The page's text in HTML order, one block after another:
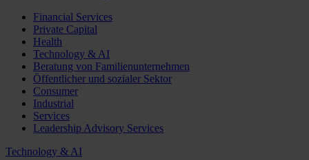
Financial Services
Private Capital
Health
Technology & AI
Beratung von Familienunternehmen
Öffentlicher und sozialer Sektor
Consumer
Industrial
Services
Leadership Advisory Services
Technology & AI